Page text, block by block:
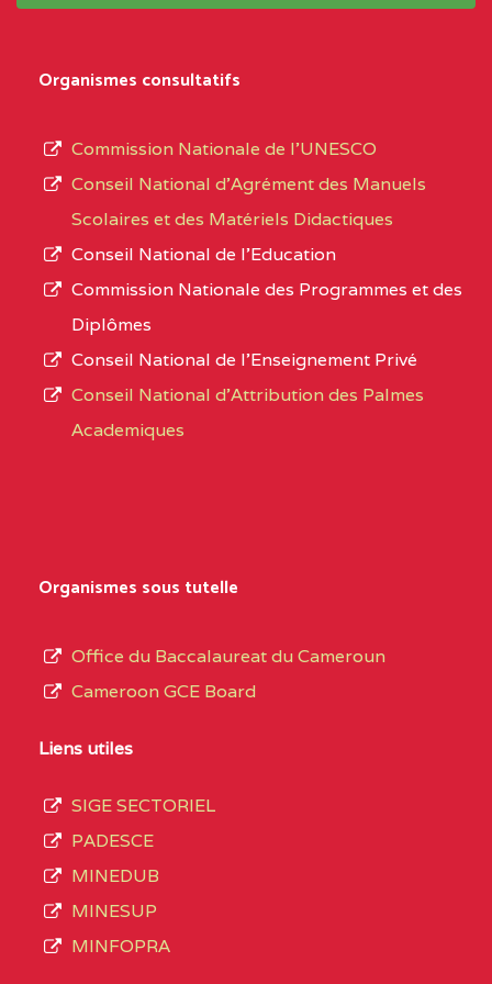
NORD
MERI
EXTREME-
NORD
CETIC DE LOULOU
0CN1TEFD101094115
EXTREME-
NORD
0EI1TEFD100495110
NORD
KOUSSERI
NORD
EXTREME-
NORD
type
L’offre
d’éducation
de
du
de
septembre
2020
compte
3408
Organismes consultatifs
Commission Nationale de l’UNESCO
Conseil National d’Agrément des Manuels
Scolaires et des Matériels Didactiques
Conseil National de l’Education
Commission Nationale des Programmes et des
Diplômes
Conseil National de l’Enseignement Privé
Conseil National d'Attribution des Palmes
Academiques
Organismes sous tutelle
Office du Baccalaureat du Cameroun
Cameroon GCE Board
Liens utiles
SIGE SECTORIEL
PADESCE
MINEDUB
MINESUP
MINFOPRA